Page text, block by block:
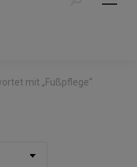
mit „Fußpflege“